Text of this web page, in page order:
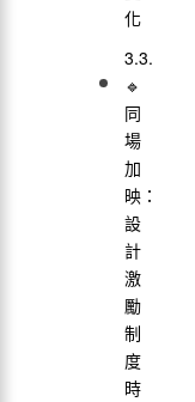
化
🔹
同
場
加
映：
設
計
激
勵
制
度
時